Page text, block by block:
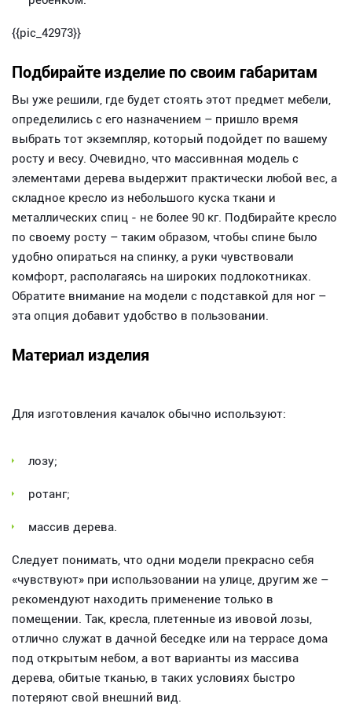
{{pic_42973}}
Подбирайте изделие по своим габаритам
Вы уже решили, где будет стоять этот предмет мебели,
определились с его назначением – пришло время
выбрать тот экземпляр, который подойдет по вашему
росту и весу. Очевидно, что массивнная модель с
элементами дерева выдержит практически любой вес, а
складное кресло из небольшого куска ткани и
металлических спиц - не более 90 кг. Подбирайте кресло
по своему росту – таким образом, чтобы спине было
удобно опираться на спинку, а руки чувствовали
комфорт, располагаясь на широких подлокотниках.
Обратите внимание на модели с подставкой для ног –
эта опция добавит удобство в пользовании.
Материал изделия
Для изготовления качалок обычно используют:
лозу;
ротанг;
массив дерева.
Следует понимать, что одни модели прекрасно себя
«чувствуют» при использовании на улице, другим же –
рекомендуют находить применение только в
помещении. Так, кресла, плетенные из ивовой лозы,
отлично служат в дачной беседке или на террасе дома
под открытым небом, а вот варианты из массива
дерева, обитые тканью, в таких условиях быстро
потеряют свой внешний вид.